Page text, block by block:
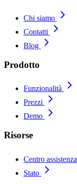
Chi siamo
Contatti
Blog
Prodotto
Funzionalità
Prezzi
Demo
Risorse
Centro assistenza
Stato